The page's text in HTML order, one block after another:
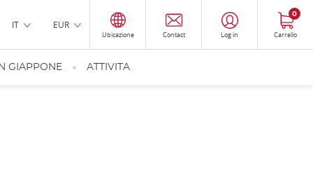
IT EUR
Ubicazione Contact Log in Carrello
0
GIAPPONE ATTIVITA